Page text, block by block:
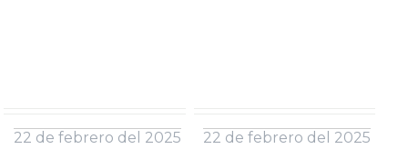
22 de febrero del 2025 22 de febrero del 2025